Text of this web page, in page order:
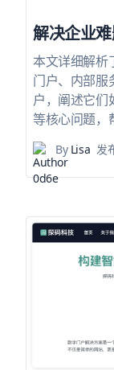
解决企业
本文详细解析
门户、内部服
户，阐述它们
等核心问题，
ByLisa 发